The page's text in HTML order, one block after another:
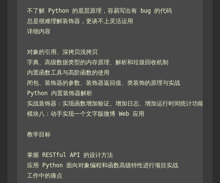
不了解 Python 的底层原理，容易写出有 bug 的代码
总是很难理解装饰器，更谈不上灵活运用
详细内容
对象的引用、深拷贝浅拷贝
字典、高级数据类型的内存原理、解析和垃圾回收机制
内置函数工具与高阶函数的使用
闭包、装饰器的参数、装饰器返回值、类装饰的原理与实战
Python 内置装饰器解析
实战装饰器：实现函数增加验证、增加日志、增加运行时间统计功能
模块八：动手实现一个文字版微博 Web 应用
教学目标
掌握 RESTful API 的设计方法
应用 Python 面向对象编程和函数高级特性进行项目实战
工作中的痛点